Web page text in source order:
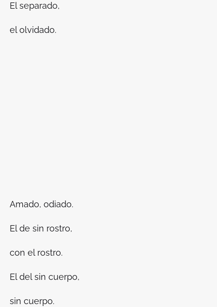
El separado,
el olvidado.
Amado, odiado.
El de sin rostro,
con el rostro.
El del sin cuerpo,
sin cuerpo.